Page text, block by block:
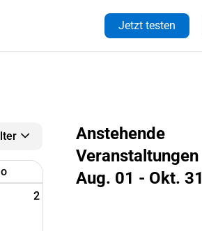
Jetzt testen
2
Anstehende
Veranstaltungen
Aug. 01 - Okt. 31